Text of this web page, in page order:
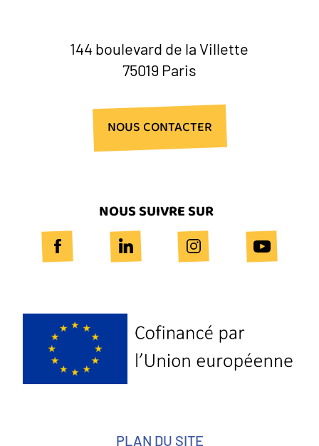
NOUS CONTACTER
144 boulevard de la Villette
75019 Paris
NOUS SUIVRE SUR
Logo
Europe
PLAN DU SITE